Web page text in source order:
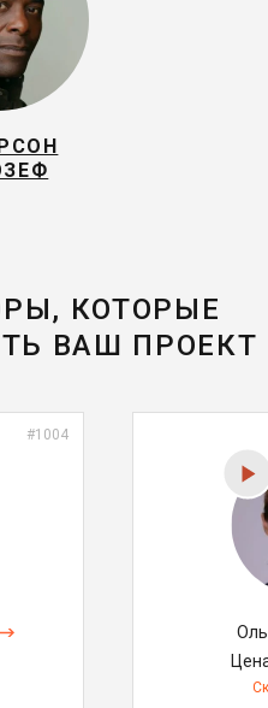
КОТОРЫЕ
ВАШ ПРОЕКТ
#1004